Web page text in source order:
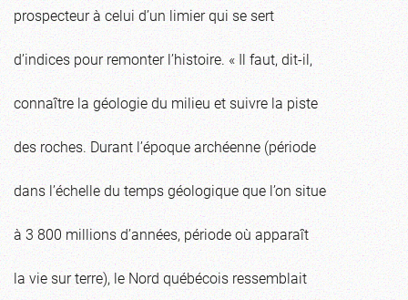
prospecteur à celui d’un limier qui se sert
d’indices pour remonter l’histoire. « Il faut, dit-il,
connaître la géologie du milieu et suivre la piste
des roches. Durant l’époque archéenne (période
dans l’échelle du temps géologique que l’on situe
à 3 800 millions d’années, période où apparaît
la vie sur terre), le Nord québécois ressemblait